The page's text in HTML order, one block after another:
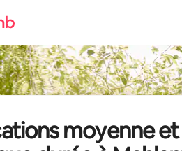
moyenne et